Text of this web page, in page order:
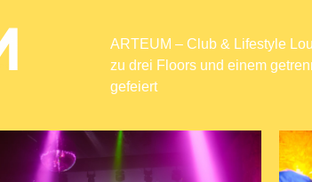
ARTEUM – Club & Lifestyle
zu drei Floors und einem
gefeiert